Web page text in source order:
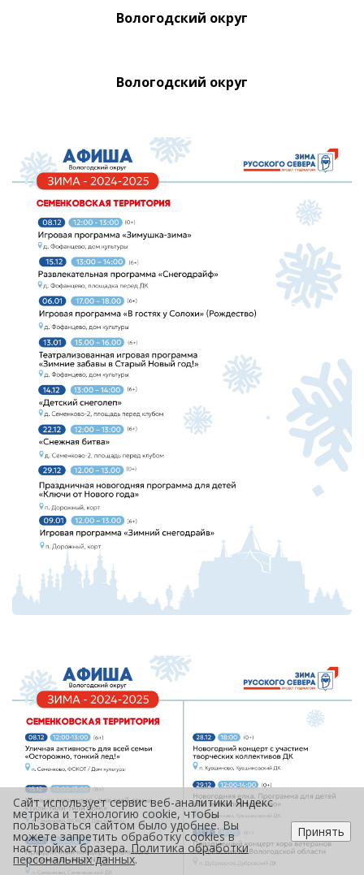
Вологодский округ
Вологодский округ
Сайт использует сервис веб-аналитики Яндекс
метрика и технологию cookie, чтобы
пользоваться сайтом было удобнее. Вы
можете запретить обработку cookies в
настройках бразера.Политика обработки
персональных данных.
Принять